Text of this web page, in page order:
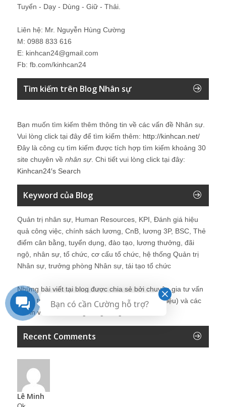
Tuyển - Dạy - Dùng - Giữ - Thải.
Liên hệ: Mr. Nguyễn Hùng Cường
M: 0988 833 616
E: kinhcan24@gmail.com
Fb: fb.com/kinhcan24
Tìm kiếm trên Blog Nhân sự
Bạn muốn tìm kiếm thêm thông tin về các vấn đề Nhân sự
Vui lòng click tại đây để tìm kiếm thêm: http://kinhcan.net/
Đây là công cụ tìm kiếm được tích hợp tìm kiếm khoảng 30
site chuyên về nhân sự. Chi tiết vui lòng click tại đây:
Kinhcan24′s Search
Keyword của Blog
Quản trị nhân sự, Human Resources, KPI, Đánh giá hiệu
quả công việc, chính sách lương, CnB, lương 3P, BSC, Thẻ
điểm cân bằng, tuyển dụng, đào tạo, lương thưởng, đãi
ngộ, nhân sự, tổ chức, cơ cấu tổ chức, hệ thống Quản trị
Nhân sự, trưởng phòng Nhân sự, tái tạo tổ chức
Những bài viết tại blog được chia sẻ bởi chuyên gia tư vấn
Quản trị Nhân sự Nguyễn Hùng Cường (giới thiệu) và các
thành viên khác trong cộng đồng Nhân sự.
Recent Comments
Lê Minh
Bạn có cần Cường hỗ trợ?